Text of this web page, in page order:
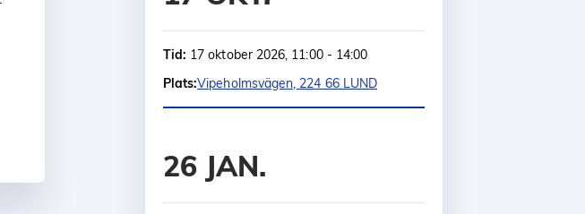
Tid: 17 oktober 2026, 11:00 - 14:00
Plats:Vipeholmsvägen, 224 66 LUND
26 JAN.